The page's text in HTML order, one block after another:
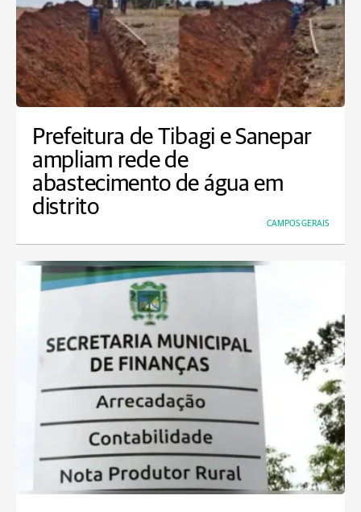
Prefeitura de Tibagi e Sanepar
ampliam rede de
abastecimento de água em
distrito
CAMPOS GERAIS